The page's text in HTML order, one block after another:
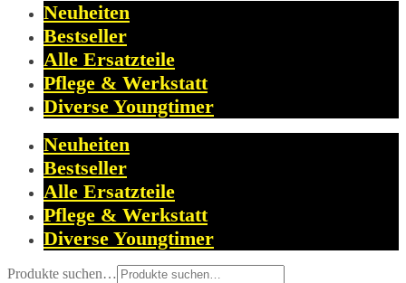
Neuheiten
Bestseller
Alle Ersatzteile
Pflege & Werkstatt
Diverse Youngtimer
Neuheiten
Bestseller
Alle Ersatzteile
Pflege & Werkstatt
Diverse Youngtimer
Produkte suchen…